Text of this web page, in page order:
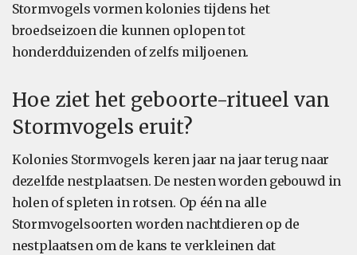
Stormvogels vormen kolonies tijdens het
broedseizoen die kunnen oplopen tot
honderdduizenden of zelfs miljoenen.
Hoe ziet het geboorte-ritueel van
Stormvogels eruit?
Kolonies Stormvogels keren jaar na jaar terug naar
dezelfde nestplaatsen. De nesten worden gebouwd in
holen of spleten in rotsen. Op één na alle
Stormvogelsoorten worden nachtdieren op de
nestplaatsen om de kans te verkleinen dat